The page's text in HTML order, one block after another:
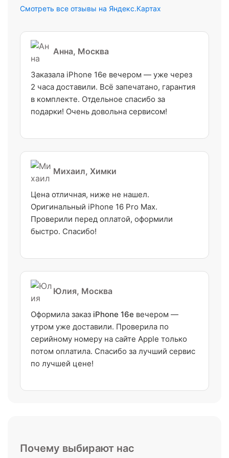
Смотреть все отзывы на Яндекс.Картах
Анна, Москва
Заказала iPhone 16e вечером — уже через
2 часа доставили. Всё запечатано, гарантия
в комплекте. Отдельное спасибо за
подарки! Очень довольна сервисом!
Михаил, Химки
Цена отличная, ниже не нашел.
Оригинальный iPhone 16 Pro Max.
Проверили перед оплатой, оформили
быстро. Спасибо!
Юлия, Москва
Оформила заказ iPhone 16e вечером —
утром уже доставили. Проверила по
серийному номеру на сайте Apple только
потом оплатила. Спасибо за лучший сервис
по лучшей цене!
Почему выбирают нас